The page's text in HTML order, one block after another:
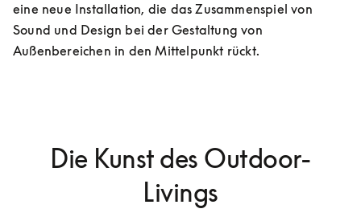
eine neue Installation, die das Zusammenspiel von
Sound und Design bei der Gestaltung von
Außenbereichen in den Mittelpunkt rückt.
Die Kunst des Outdoor-
Livings